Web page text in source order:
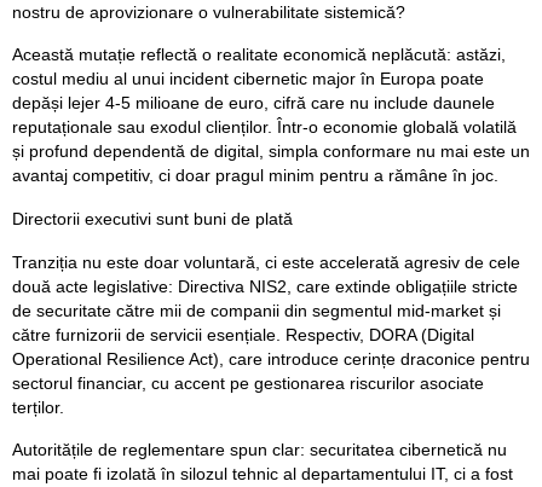
nostru de aprovizionare o vulnerabilitate sistemică?
Această mutație reflectă o realitate economică neplăcută: astăzi,
costul mediu al unui incident cibernetic major în Europa poate
depăși lejer 4-5 milioane de euro, cifră care nu include daunele
reputaționale sau exodul clienților. Într-o economie globală volatilă
și profund dependentă de digital, simpla conformare nu mai este un
avantaj competitiv, ci doar pragul minim pentru a rămâne în joc.
Directorii executivi sunt buni de plată
Tranziția nu este doar voluntară, ci este accelerată agresiv de cele
două acte legislative: Directiva NIS2, care extinde obligațiile stricte
de securitate către mii de companii din segmentul mid-market și
către furnizorii de servicii esențiale. Respectiv, DORA (Digital
Operational Resilience Act), care introduce cerințe draconice pentru
sectorul financiar, cu accent pe gestionarea riscurilor asociate
terților.
Autoritățile de reglementare spun clar: securitatea cibernetică nu
mai poate fi izolată în silozul tehnic al departamentului IT, ci a fost